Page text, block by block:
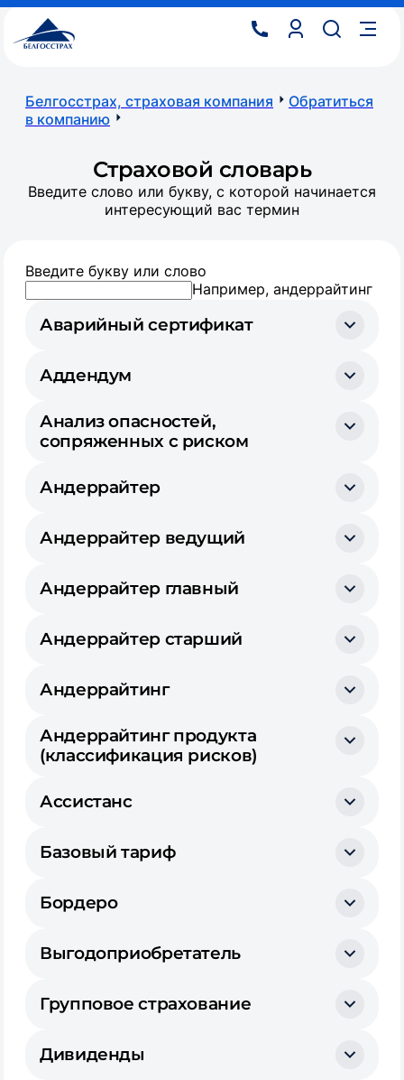
Белгосстрах, страховая компания
Обратиться
в компанию
Страховой словарь
Введите слово или букву, с которой начинается
интересующий вас термин
Введите букву или слово
Например, андеррайтинг
Аварийный сертификат
Аддендум
Анализ опасностей,
сопряженных с риском
Андеррайтер
Андеррайтер ведущий
Андеррайтер главный
Андеррайтер старший
Андеррайтинг
Андеррайтинг продукта
(классификация рисков)
Ассистанс
Базовый тариф
Бордеро
Выгодоприобретатель
Групповое страхование
Дивиденды